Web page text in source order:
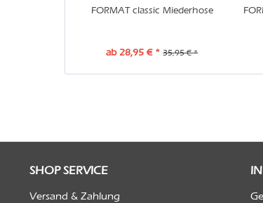
FORMAT classic Miederhose
ab 28,95 € * 35,95 € *
SHOP SERVICE
Versand & Zahlung